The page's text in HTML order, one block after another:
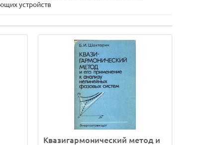
устройств
Квазигармонический метод и